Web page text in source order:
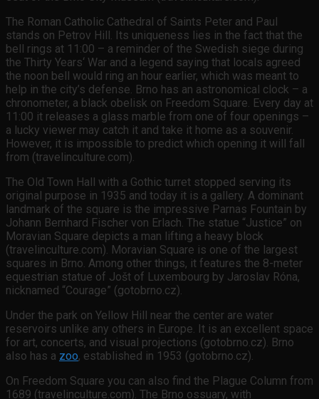
The Roman Catholic Cathedral of Saints Peter and Paul
stands on Petrov Hill. Its uniqueness lies in the fact that the
bell rings at 11:00 – a reminder of the Swedish siege during
the Thirty Years‘ War and a legend saying that locals agreed
the noon bell would ring an hour earlier, which was meant to
help in the city’s defense. Brno has an astronomical clock – a
chronometer, a black obelisk on Freedom Square. Every day at
11:00 it releases a glass marble from one of four openings –
a lucky viewer may catch it and take it home as a souvenir.
However, it is impossible to predict which opening it will fall
from (travelinculture.com).
The Old Town Hall with a Gothic turret stopped serving its
original purpose in 1935 and today it is a gallery. A dominant
landmark of the square is the impressive Parnas Fountain by
Johann Bernhard Fischer von Erlach. The statue “Justice” on
Moravian Square depicts a man lifting a heavy block
(travelinculture.com). Moravian Square is one of the largest
squares in Brno. Among other things, it features the 8-meter
equestrian statue of Jošt of Luxembourg by Jaroslav Róna,
nicknamed “Courage” (gotobrno.cz).
Under the park on Yellow Hill near the center are water
reservoirs unlike any others in Europe. It is an excellent space
for art, concerts, and visual projections (gotobrno.cz). Brno
also has a zoo, established in 1953 (gotobrno.cz).
On Freedom Square you can also find the Plague Column from
1689 (travelinculture.com). The Brno ossuary, with